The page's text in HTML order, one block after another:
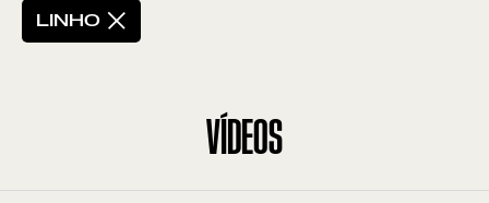
LATOARIA
TECELAGEM
LINHO
VÍDEOS